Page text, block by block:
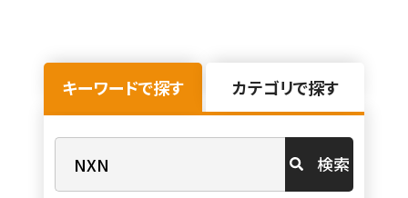
キーワードで探す カテゴリで探す
検索